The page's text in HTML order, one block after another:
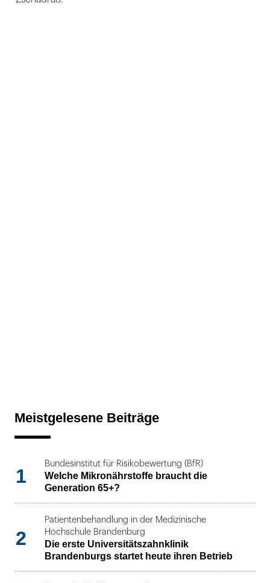
Meistgelesene Beiträge
1
Bundesinstitut für Risikobewertung (BfR)
Welche Mikronährstoffe braucht die
Generation 65+?
2
Patientenbehandlung in der Medizinische
Hochschule Brandenburg
Die erste Universitätszahnklinik
Brandenburgs startet heute ihren Betrieb